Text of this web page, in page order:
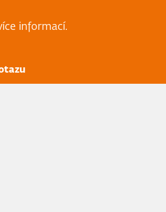
informací.